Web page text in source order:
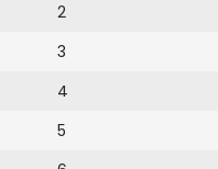
2
3
4
5